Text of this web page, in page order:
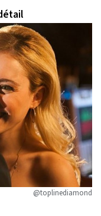
@toplinediamond